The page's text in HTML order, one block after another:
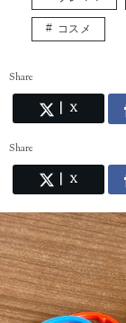
コスメ
Share
X
Share
X